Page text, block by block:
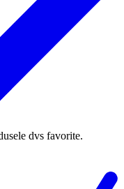
dvs favorite.